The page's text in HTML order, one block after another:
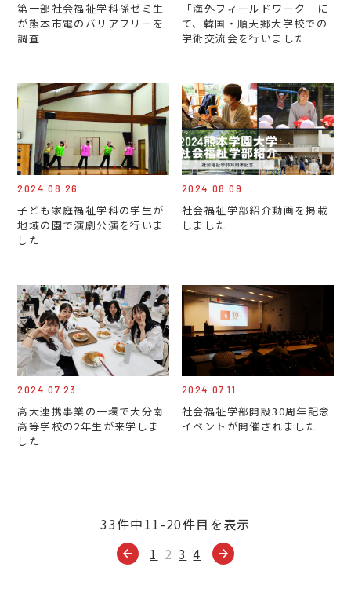
第一部社会福祉学科孫ゼミ生
が熊本市電のバリアフリーを
調査
「海外フィールドワーク」に
て、韓国・順天郷大学校での
学術交流会を行いました
2024.08.26
子ども家庭福祉学科の学生が
地域の園で演劇公演を行いま
した
2024.08.09
社会福祉学部紹介動画を掲載
しました
2024.07.23
高大連携事業の一環で大分南
高等学校の2年生が来学しま
した
2024.07.11
社会福祉学部開設30周年記念
イベントが開催されました
33件中11-20件目を表示
1 2 3 4